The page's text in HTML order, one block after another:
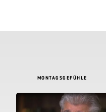
MONTAGSGEFÜHLE